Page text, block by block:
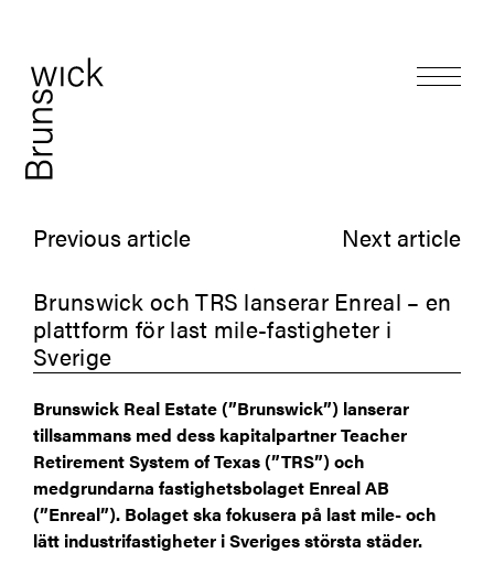
Previous article
Next article
Brunswick och TRS lanserar Enreal – en
plattform för last mile-fastigheter i
Sverige
Brunswick Real Estate (”Brunswick”) lanserar
tillsammans med dess kapitalpartner Teacher
Retirement System of Texas (”TRS”) och
medgrundarna fastighetsbolaget Enreal AB
(”Enreal”). Bolaget ska fokusera på last mile- och
lätt industrifastigheter i Sveriges största städer.